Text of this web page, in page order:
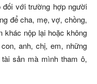
đối với trường hợp người
để cha, mẹ, vợ, chồng,
khác nộp lại hoặc không
anh, chị, em, những
sản mà mình tham ô,